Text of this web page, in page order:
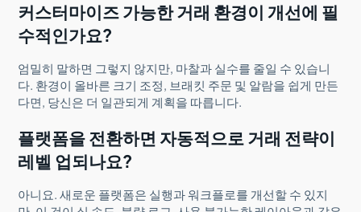
커스터마이즈 가능한 거래 환경이 개선에 필
수적인가요?
엄밀히 말하면 그렇지 않지만, 마찰과 실수를 줄일 수 있습니
다. 환경이 올바른 크기 조정, 브래킷 주문 및 알람을 쉽게 만든
다면, 당신은 더 일관되게 계획을 따릅니다.
플랫폼을 전환하면 자동적으로 거래 전략이
레벨 업되나요?
아니요. 새로운 플랫폼은 실행과 워크플로를 개선할 수 있지